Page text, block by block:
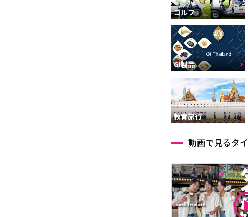
ゴルフ
GI製品
教育旅行
動画で見るタイ